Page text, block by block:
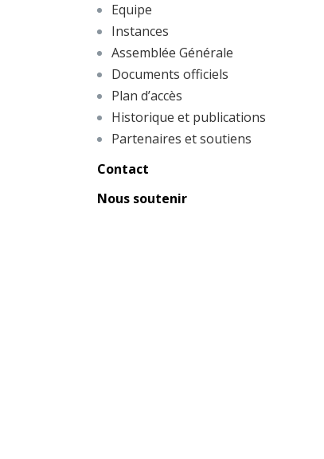
Equipe
Instances
Assemblée Générale
Documents officiels
Plan d’accès
Historique et publications
Partenaires et soutiens
Contact
Nous soutenir